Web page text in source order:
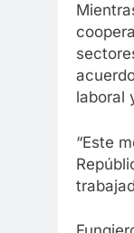
laboral
“Este